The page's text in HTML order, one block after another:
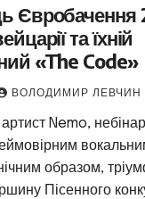
Євробачення
та їхній
«The Code»
ВОЛОДИМИР ЛЕВЧИН
Nemo,
образом,
Пісенного